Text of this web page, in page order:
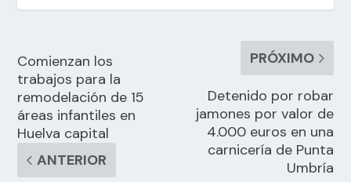
Comienzan los
trabajos para la
remodelación de 15
áreas infantiles en
Huelva capital
ANTERIOR
PRÓXIMO
Detenido por robar
jamones por valor de
4.000 euros en una
carnicería de Punta
Umbría